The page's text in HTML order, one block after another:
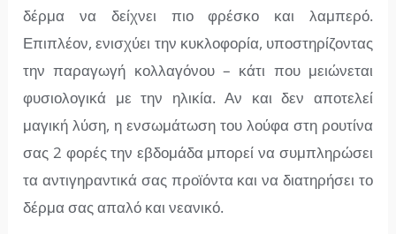
δέρμα να δείχνει πιο φρέσκο και λαμπερό.
Επιπλέον, ενισχύει την κυκλοφορία, υποστηρίζοντας
την παραγωγή κολλαγόνου – κάτι που μειώνεται
φυσιολογικά με την ηλικία. Αν και δεν αποτελεί
μαγική λύση, η ενσωμάτωση του λούφα στη ρουτίνα
σας 2 φορές την εβδομάδα μπορεί να συμπληρώσει
τα αντιγηραντικά σας προϊόντα και να διατηρήσει το
δέρμα σας απαλό και νεανικό.